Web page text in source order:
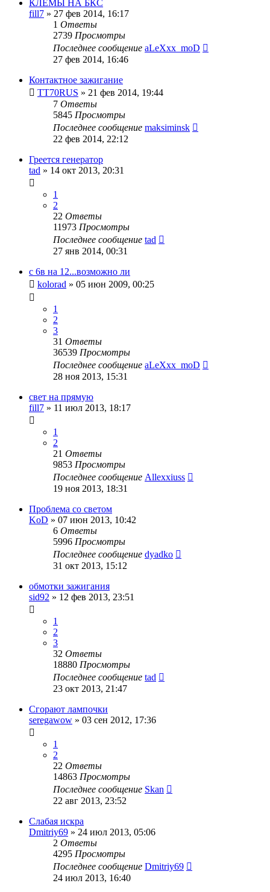
КЛЕМЫ НА БКС
fill7 » 27 фев 2014, 16:17
1 Ответы
2739 Просмотры
Последнее сообщение aLeXxx_moD
27 фев 2014, 16:46
Контактное зажигание
TT70RUS » 21 фев 2014, 19:44
7 Ответы
5845 Просмотры
Последнее сообщение maksiminsk
22 фев 2014, 22:12
Греется генератор
tad » 14 окт 2013, 20:31
1
2
22 Ответы
11973 Просмотры
Последнее сообщение tad
27 янв 2014, 00:31
с 6в на 12...возможно ли
kolorad » 05 июн 2009, 00:25
1
2
3
31 Ответы
36539 Просмотры
Последнее сообщение aLeXxx_moD
28 ноя 2013, 15:31
свет на прямую
fill7 » 11 июл 2013, 18:17
1
2
21 Ответы
9853 Просмотры
Последнее сообщение Allexxiuss
19 ноя 2013, 18:31
Проблема со светом
KoD » 07 июн 2013, 10:42
6 Ответы
5996 Просмотры
Последнее сообщение dyadko
31 окт 2013, 15:12
обмотки зажигания
sid92 » 12 фев 2013, 23:51
1
2
3
32 Ответы
18880 Просмотры
Последнее сообщение tad
23 окт 2013, 21:47
Сгорают лампочки
seregawow » 03 сен 2012, 17:36
1
2
22 Ответы
14863 Просмотры
Последнее сообщение Skan
22 авг 2013, 23:52
Слабая искра
Dmitriy69 » 24 июл 2013, 05:06
2 Ответы
4295 Просмотры
Последнее сообщение Dmitriy69
24 июл 2013, 16:40